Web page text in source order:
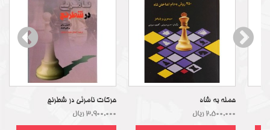
حرکات نامرئی در شطرنج
3,900,000 ریال
حمله به شاه
2,500,000 ریال